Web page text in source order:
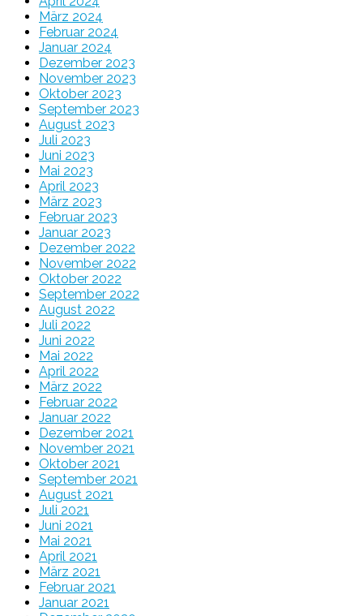
März 2024
Februar 2024
Januar 2024
Dezember 2023
November 2023
Oktober 2023
September 2023
August 2023
Juli 2023
Juni 2023
Mai 2023
April 2023
März 2023
Februar 2023
Januar 2023
Dezember 2022
November 2022
Oktober 2022
September 2022
August 2022
Juli 2022
Juni 2022
Mai 2022
April 2022
März 2022
Februar 2022
Januar 2022
Dezember 2021
November 2021
Oktober 2021
September 2021
August 2021
Juli 2021
Juni 2021
Mai 2021
April 2021
März 2021
Februar 2021
Januar 2021